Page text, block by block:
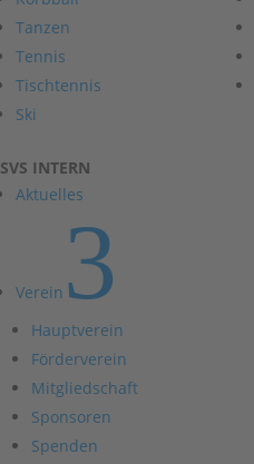
Tanzen
Tennis
Tischtennis
Ski
SVS INTERN
Aktuelles
Verein 3
Hauptverein
Förderverein
Mitgliedschaft
Sponsoren
Spenden